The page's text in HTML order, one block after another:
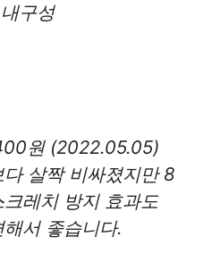
구성
원 (2022.05.05)
살짝 비싸졌지만 8
레치 방지 효과도
서 좋습니다.